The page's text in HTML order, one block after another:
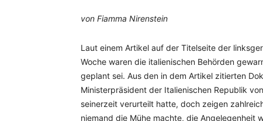
von Fiamma Nirenstein
Laut einem Artikel auf der Titelseite der
Woche waren die italienischen Behörden
geplant sei. Aus den in dem Artikel zitierten
Ministerpräsident der Italienischen Republik
seinerzeit verurteilt hatte, doch zeigen
niemand die Mühe machte, die Angelegenheit